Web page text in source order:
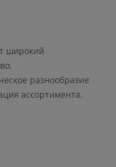
широкий
разнообразие
ассортимента.